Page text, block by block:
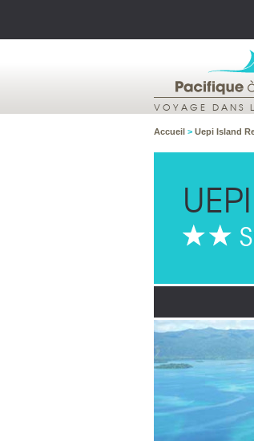
VOYAGE DANS
Accueil > Uepi Island